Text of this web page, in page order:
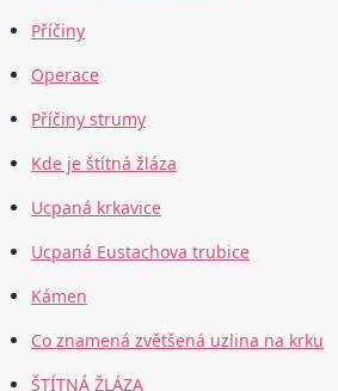
Příčiny
Operace
Příčiny strumy
Kde je štítná žláza
Ucpaná krkavice
Ucpaná Eustachova trubice
Kámen
Co znamená zvětšená uzlina na krku
ŠTÍTNÁ ŽLÁZA